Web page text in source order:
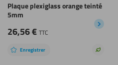
Plaque plexiglass orange teinté
5mm
26,56€ TTC
Enregistrer
Choix